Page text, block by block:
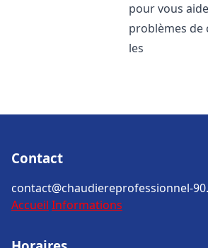
pour vous
problèmes de
les
Contact
contact@chaudiereprofessionnel-
Accueil Informations